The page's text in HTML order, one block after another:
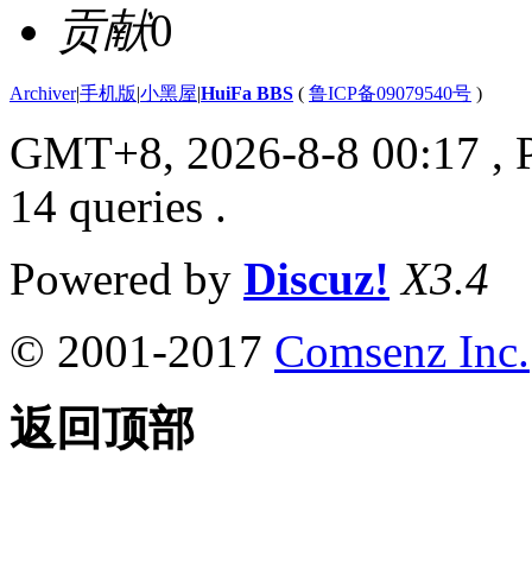
贡献0
Archiver|手机版|小黑屋|HuiFa BBS ( 鲁ICP备09079540号 )
GMT+8, 2026-8-8 00:17 ,
14 queries .
Powered by Discuz! X3.4
© 2001-2017 Comsenz Inc.
返回顶部